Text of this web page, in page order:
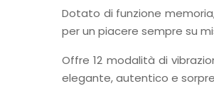
Dotato di funzione
per un piacere sempre su
Offre 12 modalità di
elegante, autentico e